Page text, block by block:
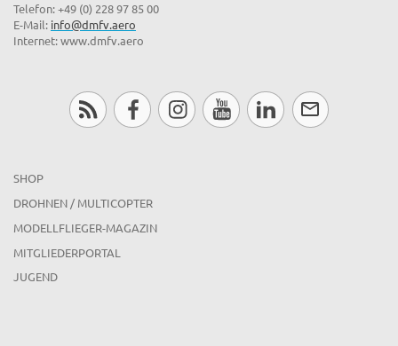
Telefon: +49 (0) 228 97 85 00
E-Mail: info@dmfv.aero
Internet: www.dmfv.aero
SHOP
DROHNEN / MULTICOPTER
MODELLFLIEGER-MAGAZIN
MITGLIEDERPORTAL
JUGEND